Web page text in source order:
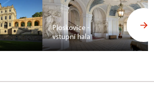
Ploskovice -
vstupní hala